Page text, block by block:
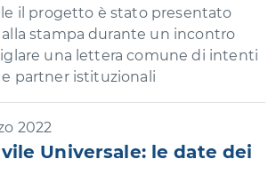
il progetto è stato presentato
stampa durante un incontro
una lettera comune di intenti
partner istituzionali
2022
Universale: le date dei